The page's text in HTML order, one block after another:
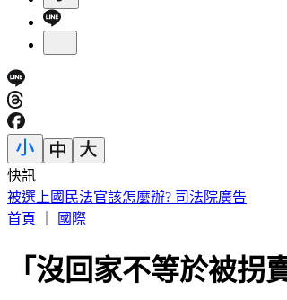
快訊
剛接手2天閃辭董座！宏碁發重訊曝：發現
首頁
國際
「沒回家不等於被